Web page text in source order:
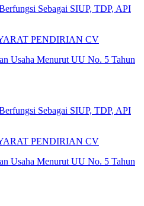
Sebagai SIUP, TDP, API
PENDIRIAN CV
Usaha Menurut UU No. 5 Tahun
Sebagai SIUP, TDP, API
PENDIRIAN CV
Usaha Menurut UU No. 5 Tahun